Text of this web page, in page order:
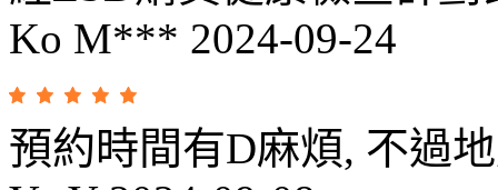
Ko M*** 2024-09-24
預約時間有D麻煩, 不過